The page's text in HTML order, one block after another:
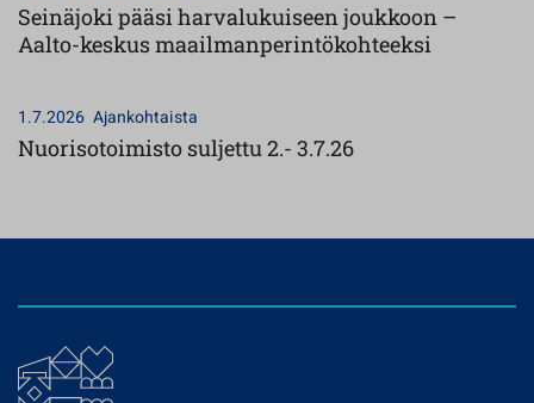
Seinäjoki pääsi harvalukuiseen joukkoon –
Aalto-keskus maailmanperintökohteeksi
1.7.2026 Ajankohtaista
Nuorisotoimisto suljettu 2.- 3.7.26